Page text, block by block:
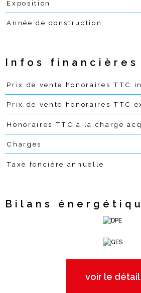
Exposition
Année de construction
Infos financières
Caractéristiques Valeurs
Prix de vente honoraires TTC
Prix de vente honoraires TTC
Honoraires TTC à la charge
Charges
Taxe foncière annuelle
Bilans
voir le détail